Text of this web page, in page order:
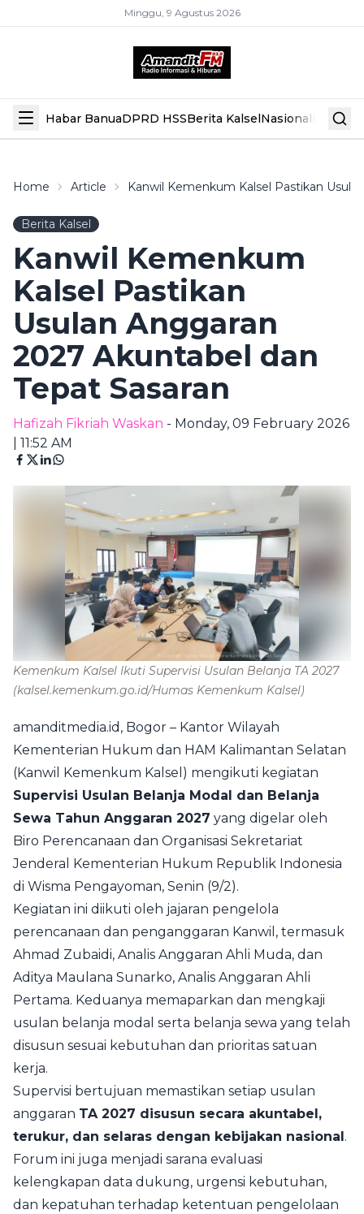
Minggu, 9 Agustus 2026
Habar BanuaDPRD HSSBerita KalselNasional Hiburan
Home Article Kanwil Kemenkum Kalsel Pastikan
Berita Kalsel
Kanwil Kemenkum
Kalsel Pastikan
Usulan Anggaran
2027 Akuntabel dan
Tepat Sasaran
Hafizah Fikriah Waskan - Monday, 09 February 2026
| 11:52 AM
Kemenkum Kalsel Ikuti Supervisi Usulan Belanja TA 2027
(kalsel.kemenkum.go.id/Humas Kemenkum Kalsel)
amanditmedia.id, Bogor – Kantor Wilayah
Kementerian Hukum dan HAM Kalimantan Selatan
(Kanwil Kemenkum Kalsel) mengikuti kegiatan
Supervisi Usulan Belanja Modal dan Belanja
Sewa Tahun Anggaran 2027 yang digelar oleh
Biro Perencanaan dan Organisasi Sekretariat
Jenderal Kementerian Hukum Republik Indonesia
di Wisma Pengayoman, Senin (9/2).
Kegiatan ini diikuti oleh jajaran pengelola
perencanaan dan penganggaran Kanwil, termasuk
Ahmad Zubaidi, Analis Anggaran Ahli Muda, dan
Aditya Maulana Sunarko, Analis Anggaran Ahli
Pertama. Keduanya memaparkan dan mengkaji
usulan belanja modal serta belanja sewa yang telah
disusun sesuai kebutuhan dan prioritas satuan
kerja.
Supervisi bertujuan memastikan setiap usulan
anggaran TA 2027 disusun secara akuntabel,
terukur, dan selaras dengan kebijakan nasional .
Forum ini juga menjadi sarana evaluasi
kelengkapan data dukung, urgensi kebutuhan,
dan kepatuhan terhadap ketentuan pengelolaan